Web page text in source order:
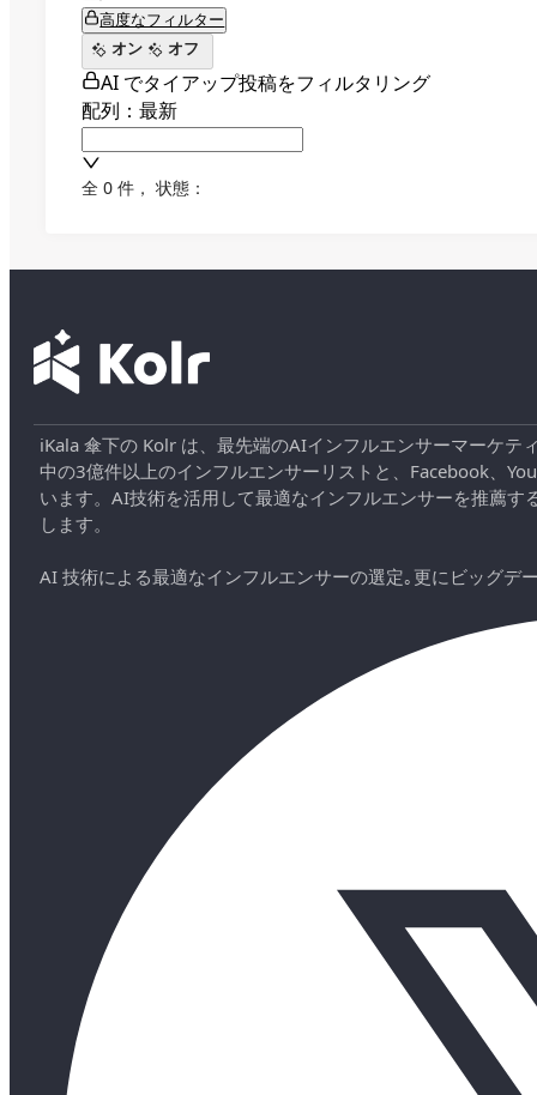
高度なフィルター
オン
オフ
AI でタイアップ投稿をフィルタリング
配列：最新
全 0 件 ， 状態：
iKala 傘下の Kolr は、最先端のAIインフルエンサーマーケ
中の3億件以上のインフルエンサーリストと、Facebook、
います。AI技術を活用して最適なインフルエンサーを推薦
します。
AI 技術による最適なインフルエンサーの選定｡更にビッグデ